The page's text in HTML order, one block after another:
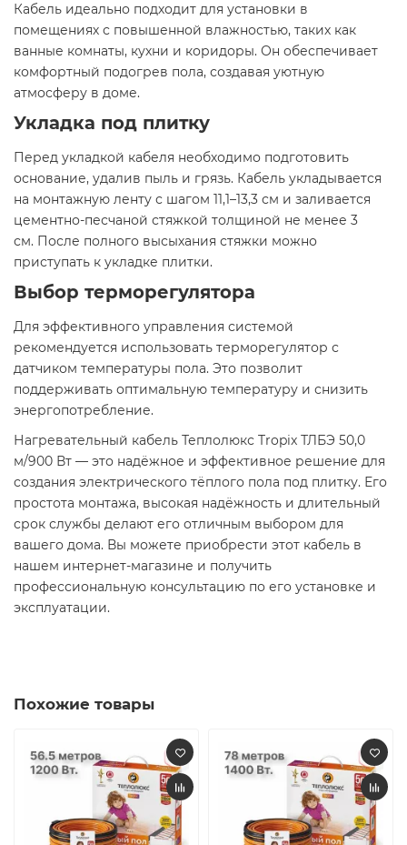
Кабель идеально подходит для установки в
помещениях с повышенной влажностью, таких как
ванные комнаты, кухни и коридоры. Он обеспечивает
комфортный подогрев пола, создавая уютную
атмосферу в доме.​
Укладка под плитку
Перед укладкой кабеля необходимо подготовить
основание, удалив пыль и грязь. Кабель укладывается
на монтажную ленту с шагом 11,1–13,3 см и заливается
цементно-песчаной стяжкой толщиной не менее 3
см. После полного высыхания стяжки можно
приступать к укладке плитки.​
Выбор терморегулятора
Для эффективного управления системой
рекомендуется использовать терморегулятор с
датчиком температуры пола. Это позволит
поддерживать оптимальную температуру и снизить
энергопотребление.​
Нагревательный кабель Теплолюкс Tropix ТЛБЭ 50,0
м/900 Вт — это надёжное и эффективное решение для
создания электрического тёплого пола под плитку. Его
простота монтажа, высокая надёжность и длительный
срок службы делают его отличным выбором для
вашего дома. Вы можете приобрести этот кабель в
нашем интернет-магазине и получить
профессиональную консультацию по его установке и
эксплуатации.​
Похожие товары